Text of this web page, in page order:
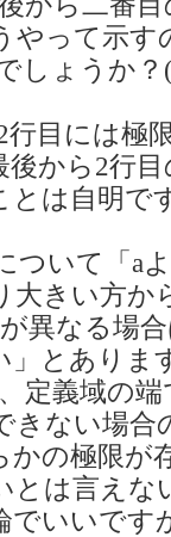
やって示す
しょうか？
行目には極
後から2行
とは自明で
ついて「a
大きい方か
異なる場
」とあり
定義域の
きない場合
かの極限が
とは言えな
でいいです